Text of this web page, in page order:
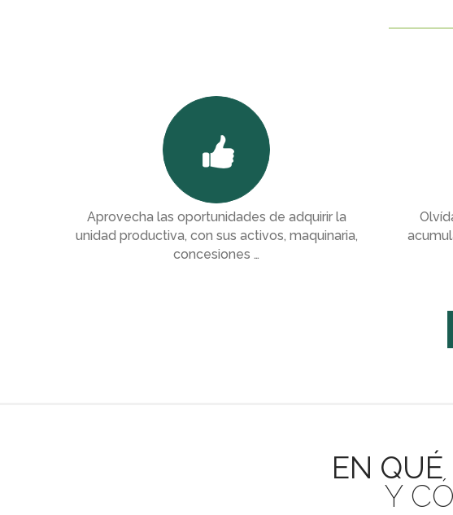
Aprovecha las oportunidades de adquirir la
unidad productiva, con sus activos, maquinaria,
concesiones …
EN QUÉ
Y